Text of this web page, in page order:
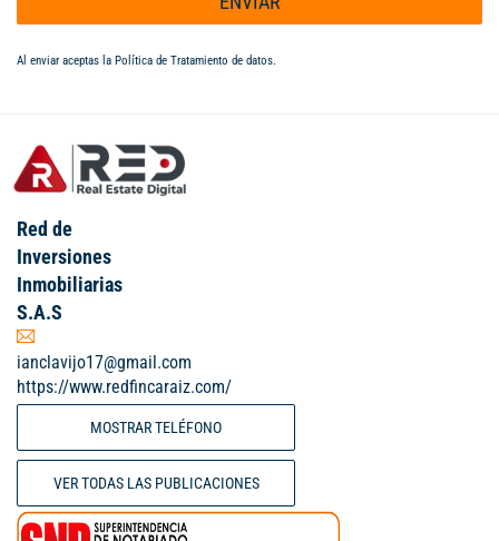
Al enviar aceptas la Política de Tratamiento de datos.
Red de
Inversiones
Inmobiliarias
S.A.S
ianclavijo17@gmail.com
https://www.redfincaraiz.com/
MOSTRAR TELÉFONO
VER TODAS LAS PUBLICACIONES